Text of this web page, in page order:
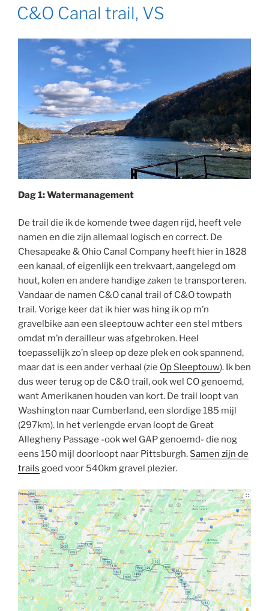
OP
C&O Canal trail, VS
Dag 1: Watermanagement
De trail die ik de komende twee dagen rijd, heeft vele
namen en die zijn allemaal logisch en correct. De
Chesapeake & Ohio Canal Company heeft hier in 1828
een kanaal, of eigenlijk een trekvaart, aangelegd om
hout, kolen en andere handige zaken te transporteren.
Vandaar de namen C&O canal trail of C&O towpath
trail. Vorige keer dat ik hier was hing ik op m’n
gravelbike aan een sleeptouw achter een stel mtbers
omdat m’n derailleur was afgebroken. Heel
toepasselijk zo’n sleep op deze plek en ook spannend,
maar dat is een ander verhaal (zie Op Sleeptouw). Ik ben
dus weer terug op de C&O trail, ook wel CO genoemd,
want Amerikanen houden van kort. De trail loopt van
Washington naar Cumberland, een slordige 185 mijl
(297km). In het verlengde ervan loopt de Great
Allegheny Passage -ook wel GAP genoemd- die nog
eens 150 mijl doorloopt naar Pittsburgh. Samen zijn de
trails goed voor 540km gravel plezier.